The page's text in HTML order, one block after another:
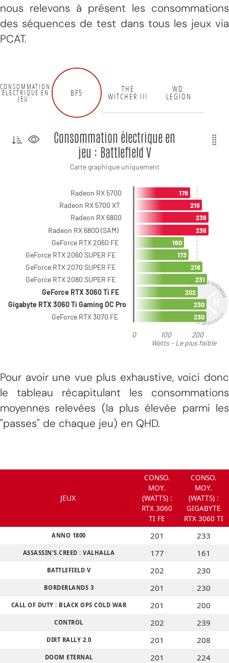
nous relevons à présent les consommations
des séquences de test dans tous les jeux via
PCAT.
Pour avoir une vue plus exhaustive, voici donc
le tableau récapitulant les consommations
moyennes relevées (la plus élevée parmi les
"passes" de chaque jeu) en QHD.
JEUX
CONSO.
MOY.
(WATTS) :
RTX 3060
TI FE
CONSO.
MOY.
(WATTS) :
GIGABYTE
RTX 3060 TI
ANNO 1800 201 233
ASSASSIN'S CREED : VALHALLA 177 161
BATTLEFIELD V 202 230
BORDERLANDS 3 201 230
CALL OF DUTY : BLACK OPS COLD WAR 201 200
CONTROL 202 239
DIRT RALLY 2.0 201 208
DOOM ETERNAL 201 224